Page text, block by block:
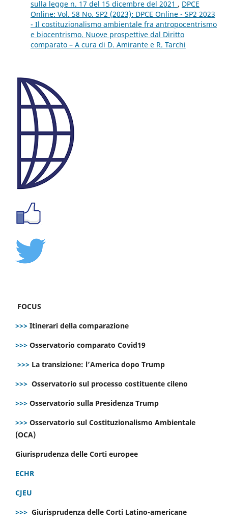
sulla legge n. 17 del 15 dicembre del 2021 , DPCE
Online: Vol. 58 No. SP2 (2023): DPCE Online - SP2 2023
- Il costituzionalismo ambientale fra antropocentrismo
e biocentrismo. Nuove prospettive dal Diritto
comparato – A cura di D. Amirante e R. Tarchi
FOCUS
>>> Itinerari della comparazione
>>> Osservatorio comparato Covid19
>>> La transizione: l’America dopo Trump
>>> Osservatorio sul processo costituente cileno
>>> Osservatorio sulla Presidenza Trump
>>> Osservatorio sul Costituzionalismo Ambientale
(OCA)
Giurisprudenza delle Corti europee
ECHR
CJEU
>>> Giurisprudenza delle Corti Latino-americane